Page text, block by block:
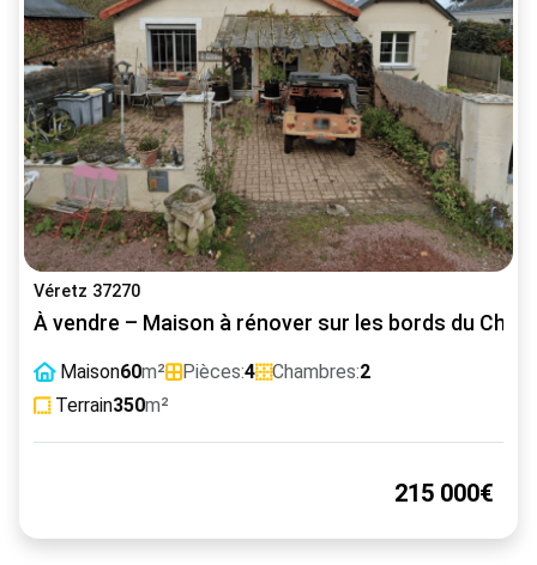
Véretz 37270
À vendre – Maison à rénover sur les bords du Cher,
Maison60m² Pièces:4 Chambres:2
Terrain350m²
215 000€